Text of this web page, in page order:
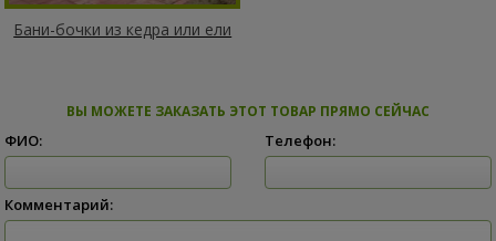
Бани-бочки из кедра или ели
ВЫ МОЖЕТЕ ЗАКАЗАТЬ ЭТОТ ТОВАР ПРЯМО СЕЙЧАС
ФИО: Телефон:
Комментарий: